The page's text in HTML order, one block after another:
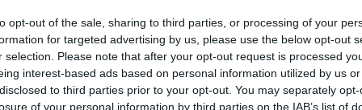
opt-out of the sale, sharing to third parties, or processing of your
for targeted advertising by us, please use the below opt-out
selection. Please note that after your opt-out request is processed
interest-based ads based on personal information utilized by us
to third parties prior to your opt-out. You may separately
of your personal information by third parties on the IAB’s list of
Gyvūnai Bažnyčia Reporteris